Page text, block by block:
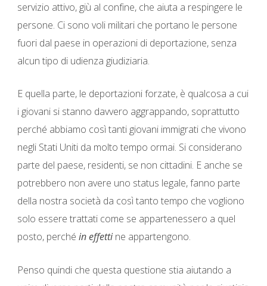
servizio attivo, giù al confine, che aiuta a respingere le
persone. Ci sono voli militari che portano le persone
fuori dal paese in operazioni di deportazione, senza
alcun tipo di udienza giudiziaria.
E quella parte, le deportazioni forzate, è qualcosa a cui
i giovani si stanno davvero aggrappando, soprattutto
perché abbiamo così tanti giovani immigrati che vivono
negli Stati Uniti da molto tempo ormai. Si considerano
parte del paese, residenti, se non cittadini. E anche se
potrebbero non avere uno status legale, fanno parte
della nostra società da così tanto tempo che vogliono
solo essere trattati come se appartenessero a quel
posto, perchéin effettine appartengono.
Penso quindi che questa questione stia aiutando a